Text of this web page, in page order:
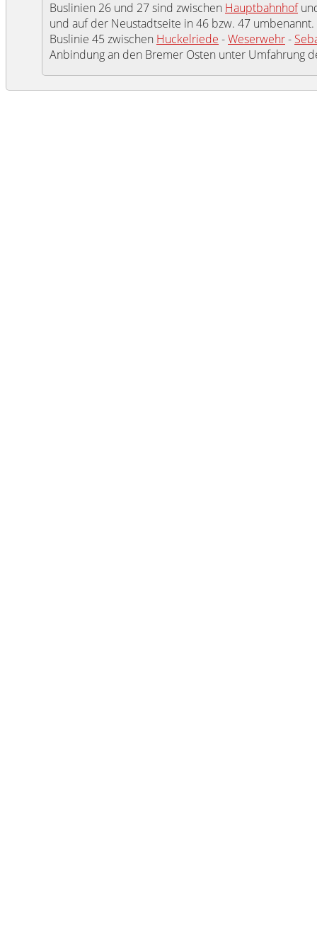
Buslinien 26 und 27 sind zwischen Hauptbahnhof
und auf der Neustadtseite in 46 bzw. 47
Buslinie 45 zwischen Huckelriede -Weserwehr-
Anbindung an den Bremer Osten unter Umfahrung